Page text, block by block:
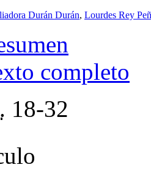
Durán Durán, Lourdes Rey
completo
18-32